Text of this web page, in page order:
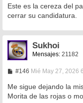
n
a
e
Este es la cereza del
cerrar su candidatura.
Sukhoi
Mensajes: 21182
#146M
n
a
Mié May 27, 2026
Me sigue dejando la
Morita de las rojas o